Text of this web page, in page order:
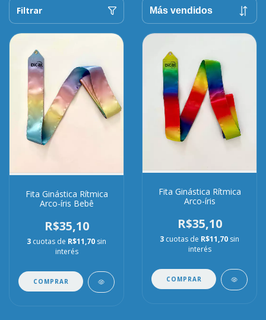
Filtrar
Fita Ginástica Rítmica
Arco-íris Bebê
R$35,10
3 cuotas de R$11,70 sin
interés
COMPRAR
Fita Ginástica Rítmica
Arco-íris
R$35,10
3 cuotas de R$11,70 sin
interés
COMPRAR